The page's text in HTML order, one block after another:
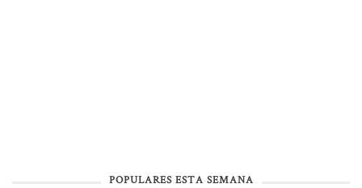
POPULARES ESTA SEMANA